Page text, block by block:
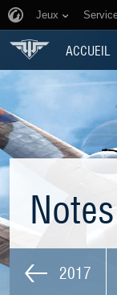
Jeux
ACCUEIL
2017